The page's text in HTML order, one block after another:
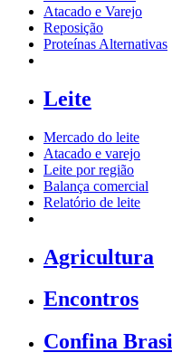
Atacado e Varejo
Reposição
Proteínas Alternativas
Leite
Mercado do leite
Atacado e varejo
Leite por região
Balança comercial
Relatório de leite
Agricultura
Encontros
Confina